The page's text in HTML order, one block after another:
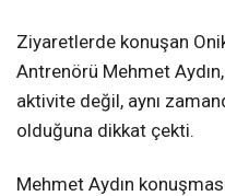
Ziyaretlerde konuşan
Antrenörü Mehmet
aktivite değil, aynı
olduğuna dikkat çekti.
Mehmet Aydın